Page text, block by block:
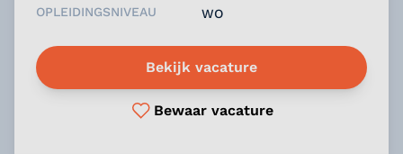
OPLEIDINGSNIVEAU
WO
Bekijk vacature
Bewaar vacature